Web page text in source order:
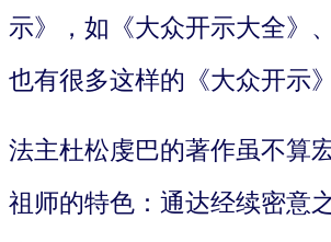
示》，如《大众开示大全》
也有很多这样的《大众开示》
法主杜松虔巴的著作虽不算
祖师的特色：通达经续密意